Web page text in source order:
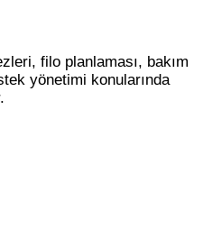
filo planlaması, bakım
yönetimi konularında